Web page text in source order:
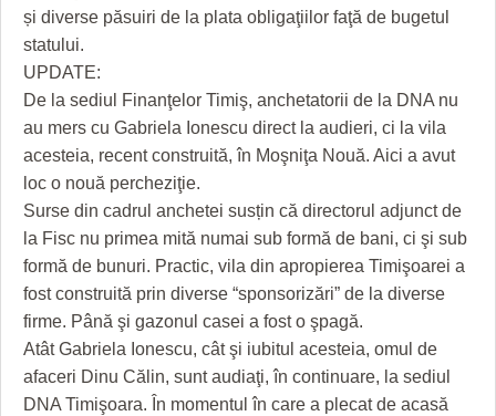
FARMACII DIN TIMIŞOARA
HARTA TIMIŞOAREI
PRIMĂRIILE DIN TIMIŞ
SFATUL MEDICULUI
SFATURI JURIDICE
și diverse păsuiri de la plata obligaţiilor faţă de bugetul
statului.
UPDATE:
De la sediul Finanţelor Timiş, anchetatorii de la DNA nu
au mers cu Gabriela Ionescu direct la audieri, ci la vila
acesteia, recent construită, în Moşniţa Nouă. Aici a avut
loc o nouă percheziţie.
Surse din cadrul anchetei susțin că directorul adjunct de
la Fisc nu primea mită numai sub formă de bani, ci şi sub
formă de bunuri. Practic, vila din apropierea Timişoarei a
fost construită prin diverse “sponsorizări” de la diverse
firme. Până şi gazonul casei a fost o şpagă.
Atât Gabriela Ionescu, cât şi iubitul acesteia, omul de
afaceri Dinu Călin, sunt audiaţi, în continuare, la sediul
DNA Timişoara. În momentul în care a plecat de acasă